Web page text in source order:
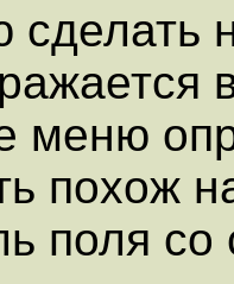
меню
похож
поля